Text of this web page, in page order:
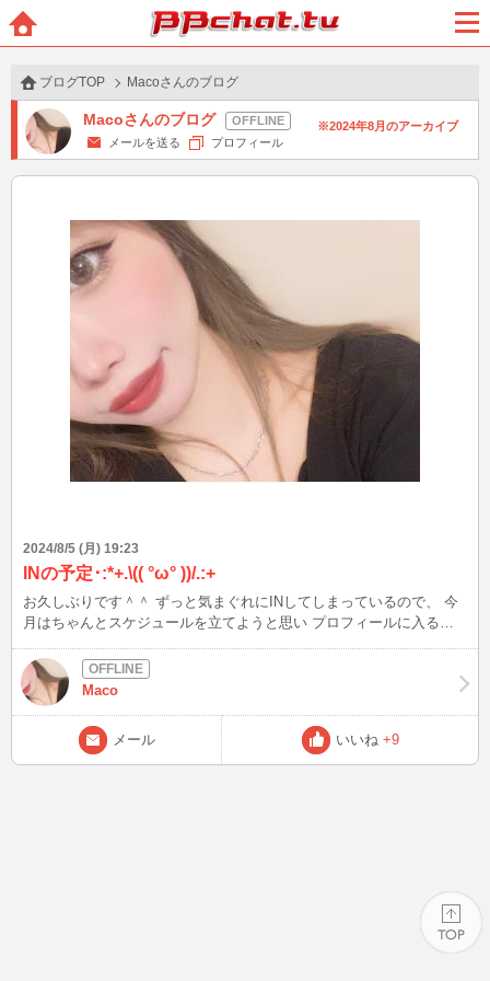
BBchatTV
ブログTOP Macoさんのブログ
Macoさんのブログ
2024年8月のアーカイブ
メールを送る
プロフィール
2024/8/5 (月) 19:23
INの予定･:*+.\(( °ω° ))/.:+
お久しぶりです＾＾ ずっと気まぐれにINしてしまっているので、 今
月はちゃんとスケジュールを立てようと思い プロフィールに入る時
い時間は入れないけど、こまめにIN出来るように 頑張ります∧( 'Θ'
)∧ いっぱいお喋りしたいので∧( 'Θ' )∧ 今週は 6日（火） 11:00〜
14:00ぐらい？※あまり昼に入ったことないのでチャレンジ！ 8日
（木） 16:00〜19:00 9日（金） 16:00〜19:00 暇ぷぅだったら早く
切り上げる可能性もあります笑 たくさんお話できますように♡
Maco
メール いいね +9